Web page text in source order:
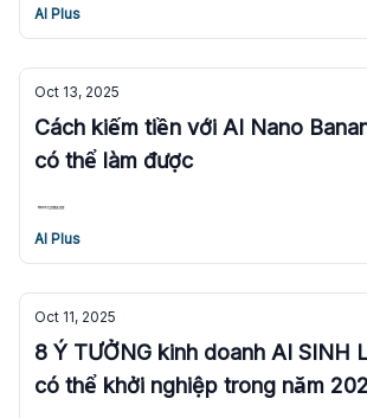
AI Plus
Oct 13, 2025
Cách kiếm tiền với AI Nano Banana - Ai
có thể làm được
AI Plus
Oct 11, 2025
8 Ý TƯỞNG kinh doanh AI SINH
có thể khởi nghiệp trong năm